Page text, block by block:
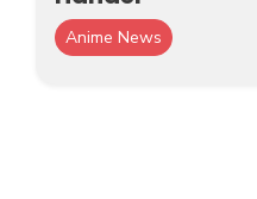
Reviews
Anime News